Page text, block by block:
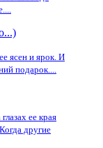
ясен и ярок. И
подарок....
ее края
другие